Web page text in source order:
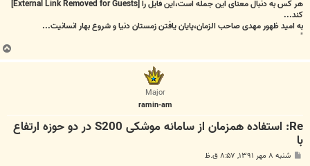
هر کس به دنبال معنای این جمله است،این فایل را[External Link Removed for Guests]
کند...
به امید ظهور مهدی صاحب الزمان،پایان یافتن زمستان دنیا و شروع بهار انسانیت...
ب
ا
Major
ramin-am
Re: استفاده همزمان از سامانه موشکی S200 در دو حوزه ارتفاع
با
پ شنبه ۸ مهر ۱۳۹۱, ۸:۵۷ ق.ظ